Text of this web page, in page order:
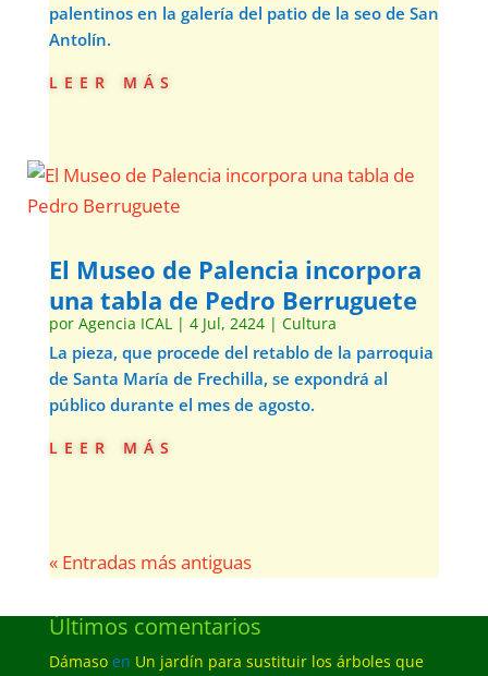
palentinos en la galería del patio de la seo de San
Antolín.
leer más
El Museo de Palencia incorpora
una tabla de Pedro Berruguete
por Agencia ICAL | 4 Jul, 2424| Cultura
La pieza, que procede del retablo de la parroquia
de Santa María de Frechilla, se expondrá al
público durante el mes de agosto.
leer más
« Entradas más antiguas
Últimos comentarios
Dámasoen Un jardín para sustituir los árboles que